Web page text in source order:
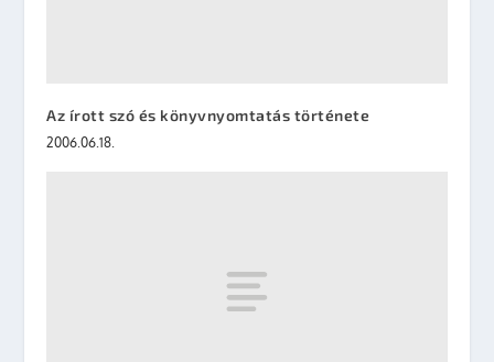
Az írott szó és könyvnyomtatás története
2006.06.18.